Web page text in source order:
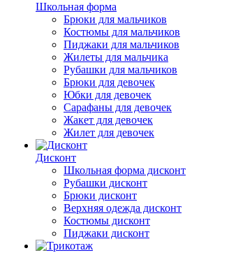
Школьная форма
Брюки для мальчиков
Костюмы для мальчиков
Пиджаки для мальчиков
Жилеты для мальчика
Рубашки для мальчиков
Брюки для девочек
Юбки для девочек
Сарафаны для девочек
Жакет для девочек
Жилет для девочек
Дисконт
Школьная форма дисконт
Рубашки дисконт
Брюки дисконт
Верхняя одежда дисконт
Костюмы дисконт
Пиджаки дисконт